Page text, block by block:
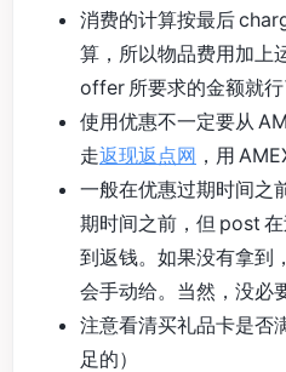
消费的计算按最后
算，所以物品费用加上
offer 所要求的金额就行
使用优惠不一定要从
走返现返点网 ，用
一般在优惠过期时间之
期时间之前，但 post
到返钱。如果没有拿到
会手动给。当然，没必
注意看清买礼品卡是否
足的）